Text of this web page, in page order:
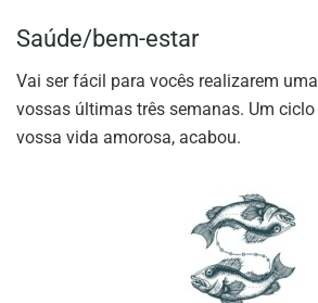
Saúde/bem-estar
Vai ser fácil para vocês realizarem
vossas últimas três semanas. Um
vossa vida amorosa, acabou.